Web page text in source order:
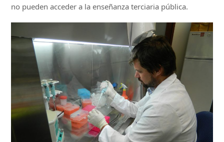
no pueden acceder a la enseñanza terciaria pública.